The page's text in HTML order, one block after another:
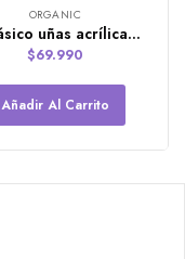
ORGANIC
kit básico uñas acrílicas Organic Nails
$69.990
Añadir Al Carrito